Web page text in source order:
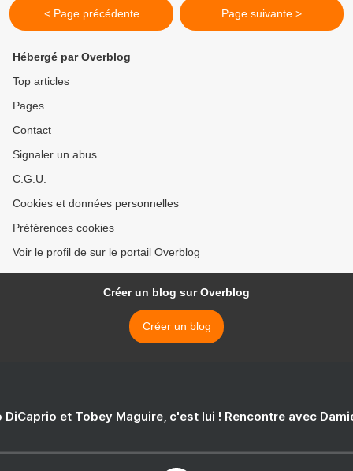
< Page précédente Page suivante >
Hébergé par Overblog
Top articles
Pages
Contact
Signaler un abus
C.G.U.
Cookies et données personnelles
Préférences cookies
Voir le profil de sur le portail Overblog
Créer un blog sur Overblog
Créer un blog
DiCaprio et Tobey Maguire, c'est lui ! Rencontre avec